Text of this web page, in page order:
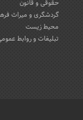
حقوقی و قانون
گردشگری و میراث
محیط زیست
تبلیغات و روابط